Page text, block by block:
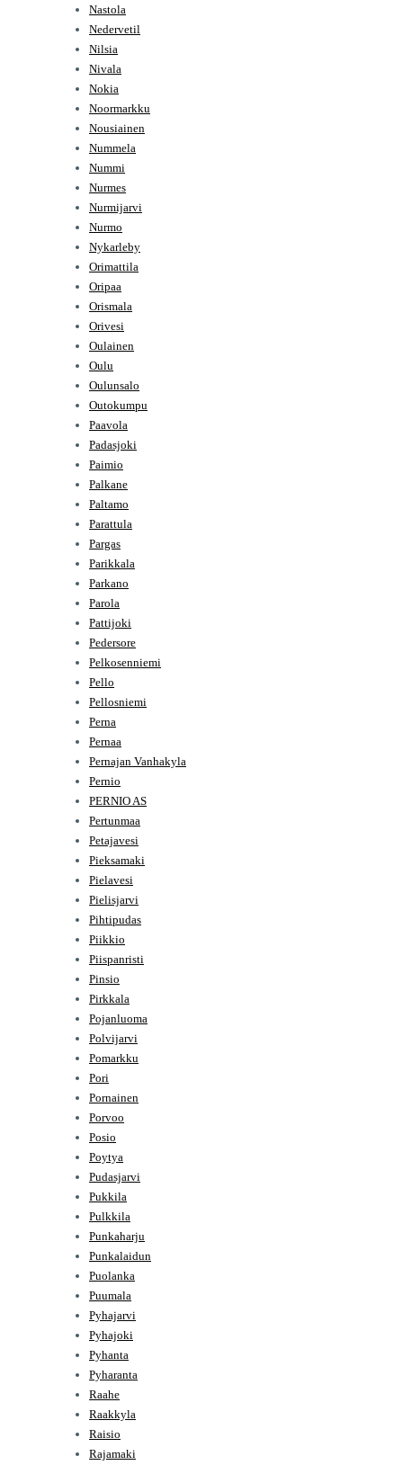
Nastola
Nedervetil
Nilsia
Nivala
Nokia
Noormarkku
Nousiainen
Nummela
Nummi
Nurmes
Nurmijarvi
Nurmo
Nykarleby
Orimattila
Oripaa
Orismala
Orivesi
Oulainen
Oulu
Oulunsalo
Outokumpu
Paavola
Padasjoki
Paimio
Palkane
Paltamo
Parattula
Pargas
Parikkala
Parkano
Parola
Pattijoki
Pedersore
Pelkosenniemi
Pello
Pellosniemi
Perna
Pernaa
Pernajan Vanhakyla
Pernio
PERNIO AS
Pertunmaa
Petajavesi
Pieksamaki
Pielavesi
Pielisjarvi
Pihtipudas
Piikkio
Piispanristi
Pinsio
Pirkkala
Pojanluoma
Polvijarvi
Pomarkku
Pori
Pornainen
Porvoo
Posio
Poytya
Pudasjarvi
Pukkila
Pulkkila
Punkaharju
Punkalaidun
Puolanka
Puumala
Pyhajarvi
Pyhajoki
Pyhanta
Pyharanta
Raahe
Raakkyla
Raisio
Rajamaki